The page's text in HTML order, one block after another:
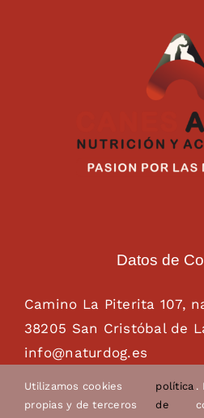
Datos de
Camino La Piterita 107,
38205 San Cristóbal de
info@naturdog.es
Tel. 922 89 85 89 – 681
Utilizamos cookies
propias y de terceros
política
de
.